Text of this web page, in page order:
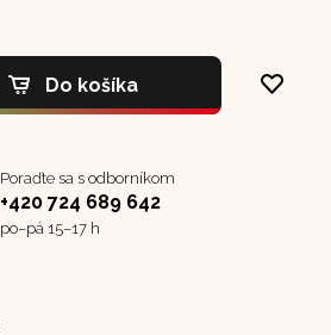
Do košíka
Poraďte sa s odborníkom
+420 724 689 642
po–⁠⁠⁠⁠⁠⁠pá 15–17 h